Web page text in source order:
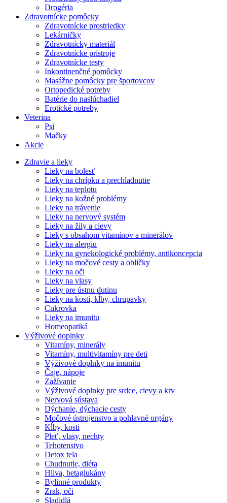
Drogéria
Zdravotnícke pomôcky
Zdravotnícke prostriedky
Lekárničky
Zdravotnícky materiál
Zdravotnícke prístroje
Zdravotnícke testy
Inkontinenčné pomôcky
Masážne pomôcky pre športovcov
Ortopedické potreby
Batérie do naslúchadiel
Erotické potreby
Veterina
Psi
Mačky
Akcie
Zdravie a lieky
Lieky na bolesť
Lieky na chrípku a prechladnutie
Lieky na teplotu
Lieky na kožné problémy
Lieky na trávenie
Lieky na nervový systém
Lieky na žily a cievy
Lieky s obsahom vitamínov a minerálov
Lieky na alergiu
Lieky na gynekologické problémy, antikoncepcia
Lieky na močové cesty a obličky
Lieky na oči
Lieky na vlasy
Lieky pre ústnu dutinu
Lieky na kosti, kĺby, chrupavky
Cukrovka
Lieky na imunitu
Homeopatiká
Výživové doplnky
Vitamíny, minerály
Vitamíny, multivitamíny pre deti
Výživové doplnky na imunitu
Čaje, nápoje
Zažívanie
Výživové doplnky pre srdce, cievy a krv
Nervová sústava
Dýchanie, dýchacie cesty
Močové ústrojenstvo a pohlavné orgány
Kĺby, kosti
Pleť, vlasy, nechty
Tehotenstvo
Detox tela
Chudnutie, diéta
Hliva, betaglukány
Bylinné produkty
Zrak, oči
Sladidlá